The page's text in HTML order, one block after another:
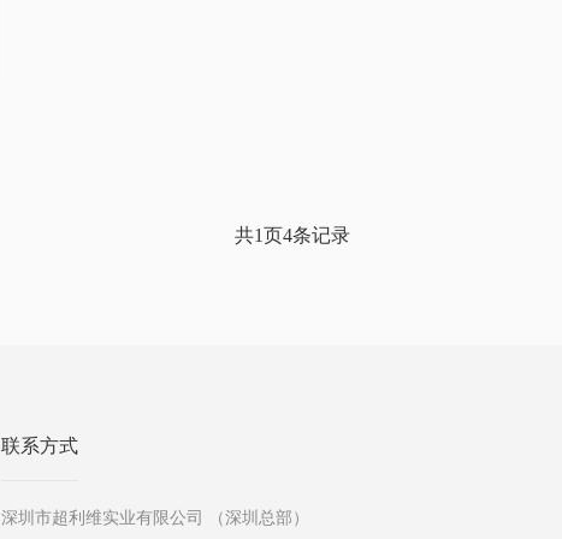
共1页4条记录
联系方式
深圳市超利维实业有限公司 （深圳总部）